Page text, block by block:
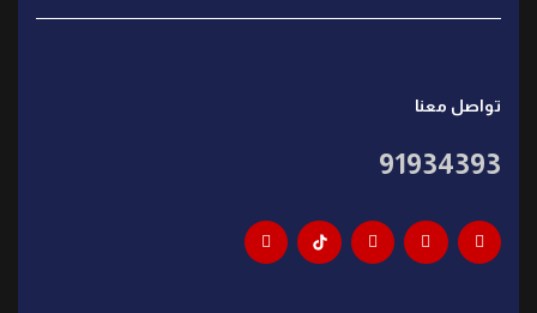
تواصل معنا
91934393